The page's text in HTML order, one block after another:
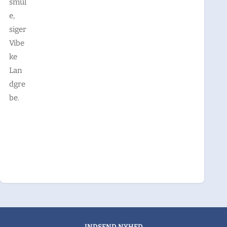
smul
e,
siger
Vibe
ke
Lan
dgre
be.